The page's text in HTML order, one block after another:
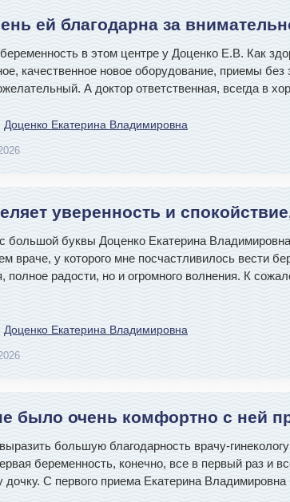
ей благодарна за
в этом центре у Доценко Е.В. Как
качественное новое оборудование, приемы
А доктор ответственная, всегда в
Доценко Екатерина Владимировна
уверенность и
большой буквы Доценко Екатерина
враче, у которого мне посчастливилось вести
полное радости, но и огромного волнения. К
Доценко Екатерина Владимировна
было очень комфортно с ней
большую благодарность врачу-
беременность, конечно, все в первый раз и
дочку. С первого приема Екатерина